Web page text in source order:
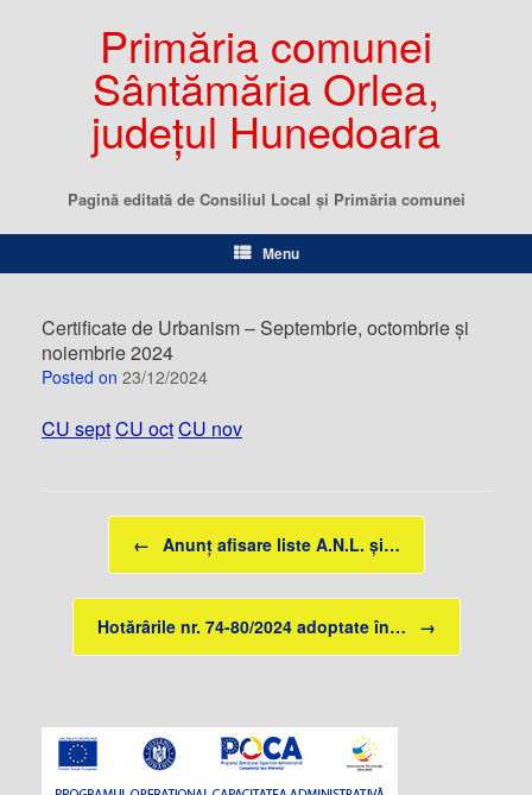
Primăria comunei
Sântămăria Orlea,
județul Hunedoara
Pagină editată de Consiliul Local şi Primăria comunei
Menu
Certificate de Urbanism – Septembrie, octombrie și
noiembrie 2024
Posted on 23/12/2024
CU septCU octCU nov
Post navigation
← Anunț afisare liste A.N.L. și…
Hotărârile nr. 74-80/2024 adoptate în… →